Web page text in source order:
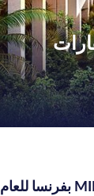
«جي في للاستثمارات» تشارك في معرض MIPIM بفرنسا للعام